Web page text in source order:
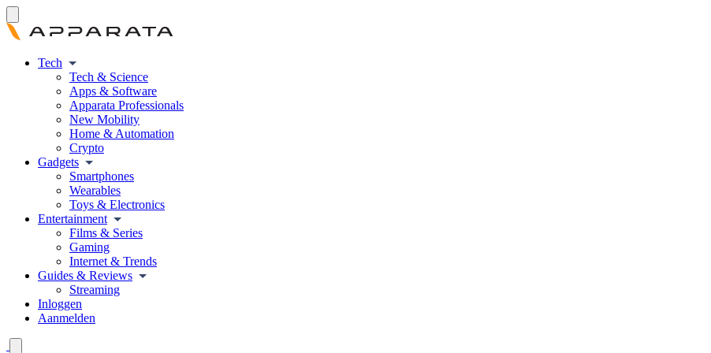
Tech
Tech & Science
Apps & Software
Apparata Professionals
New Mobility
Home & Automation
Crypto
Gadgets
Smartphones
Wearables
Toys & Electronics
Entertainment
Films & Series
Gaming
Internet & Trends
Guides & Reviews
Streaming
Inloggen
Aanmelden